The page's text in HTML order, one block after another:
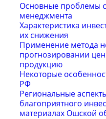
Основные проблемы
менеджмента
Характеристика
их снижения
Применение метода
прогнозировании
продукцию
Некоторые
РФ
Региональные
благоприятного
материалах Ошской